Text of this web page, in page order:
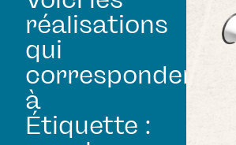
réalisations
qui
correspondent
à
Étiquette :